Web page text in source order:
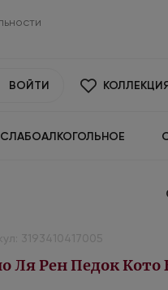
ВОЙТИ
СЛАБОАЛКОГОЛЬНОЕ
Ля Рен Педок Кото